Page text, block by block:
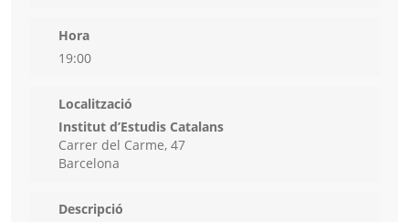
Hora
19:00
Localització
Institut d’Estudis Catalans
Carrer del Carme, 47
Barcelona
Descripció